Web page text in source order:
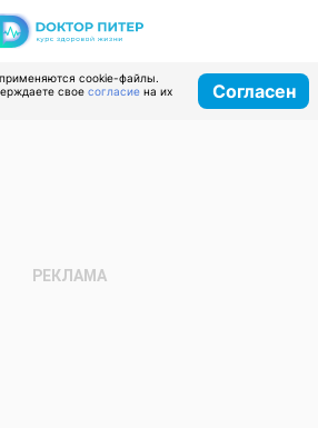
cookie-файлы.
свое согласие на их
Согласен